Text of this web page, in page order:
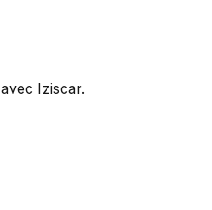
avec Iziscar.